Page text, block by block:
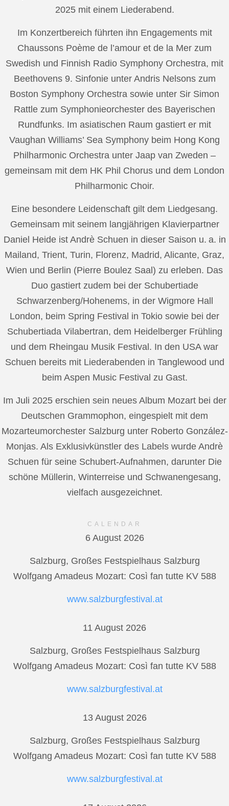
2025 mit einem Liederabend.
Im Konzertbereich führten ihn Engagements mit
Chaussons Poème de l’amour et de la Mer zum
Swedish und Finnish Radio Symphony Orchestra, mit
Beethovens 9. Sinfonie unter Andris Nelsons zum
Boston Symphony Orchestra sowie unter Sir Simon
Rattle zum Symphonieorchester des Bayerischen
Rundfunks. Im asiatischen Raum gastiert er mit
Vaughan Williams’ Sea Symphony beim Hong Kong
Philharmonic Orchestra unter Jaap van Zweden –
gemeinsam mit dem HK Phil Chorus und dem London
Philharmonic Choir.
Eine besondere Leidenschaft gilt dem Liedgesang.
Gemeinsam mit seinem langjährigen Klavierpartner
Daniel Heide ist Andrè Schuen in dieser Saison u. a. in
Mailand, Trient, Turin, Florenz, Madrid, Alicante, Graz,
Wien und Berlin (Pierre Boulez Saal) zu erleben. Das
Duo gastiert zudem bei der Schubertiade
Schwarzenberg/Hohenems, in der Wigmore Hall
London, beim Spring Festival in Tokio sowie bei der
Schubertiada Vilabertran, dem Heidelberger Frühling
und dem Rheingau Musik Festival. In den USA war
Schuen bereits mit Liederabenden in Tanglewood und
beim Aspen Music Festival zu Gast.
Im Juli 2025 erschien sein neues Album Mozart bei der
Deutschen Grammophon, eingespielt mit dem
Mozarteumorchester Salzburg unter Roberto González-
Monjas. Als Exklusivkünstler des Labels wurde Andrè
Schuen für seine Schubert-Aufnahmen, darunter Die
schöne Müllerin, Winterreise und Schwanengesang,
vielfach ausgezeichnet.
CALENDAR
6 August 2026
Salzburg, Großes Festspielhaus Salzburg
Wolfgang Amadeus Mozart: Così fan tutte KV 588
www.salzburgfestival.at
11 August 2026
Salzburg, Großes Festspielhaus Salzburg
Wolfgang Amadeus Mozart: Così fan tutte KV 588
www.salzburgfestival.at
13 August 2026
Salzburg, Großes Festspielhaus Salzburg
Wolfgang Amadeus Mozart: Così fan tutte KV 588
www.salzburgfestival.at